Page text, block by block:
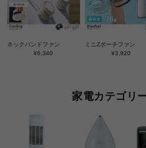
ネックバンドファン
¥6,340
ミニZポーチファン
¥3,920
家電カテゴリ